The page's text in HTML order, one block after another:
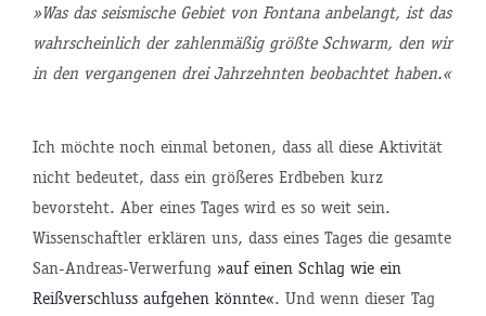
»Was das seismische Gebiet von Fontana anbelangt, ist das
wahrscheinlich der zahlenmäßig größte Schwarm, den wir
in den vergangenen drei Jahrzehnten beobachtet haben.«
Ich möchte noch einmal betonen, dass all diese Aktivität
nicht bedeutet, dass ein größeres Erdbeben kurz
bevorsteht. Aber eines Tages wird es so weit sein.
Wissenschaftler erklären uns, dass eines Tages die gesamte
San-Andreas-Verwerfung »auf einen Schlag wie ein
Reißverschluss aufgehen könnte«. Und wenn dieser Tag